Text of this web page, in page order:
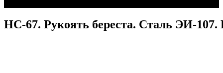
НС-67. Рукоять береста. Сталь ЭИ-107.